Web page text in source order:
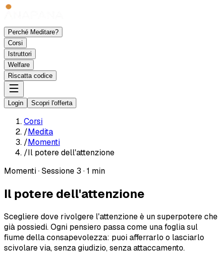
Perché Meditare?
Corsi
Istruttori
Welfare
Riscatta codice
Login Scopri l'offerta
Corsi
/Medita
/Momenti
/Il potere dell'attenzione
Momenti·Sessione 3 ·1 min
Il potere dell'attenzione
Scegliere dove rivolgere l'attenzione è un superpotere che
già possiedi. Ogni pensiero passa come una foglia sul
fiume della consapevolezza: puoi afferrarlo o lasciarlo
scivolare via, senza giudizio, senza attaccamento.